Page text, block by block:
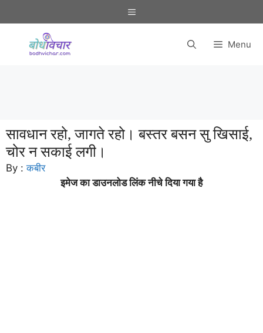
to
Menu
Menu
सावधान रहो, जागते रहो। बस्तर बसन सु खिसाई,
चोर न सकाई लगी।
By :कबीर
इमेज का डाउनलोड लिंक नीचे दिया गया है